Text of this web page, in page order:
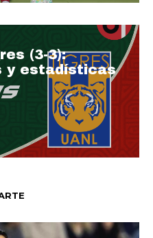
(3-3):
y estadísticas